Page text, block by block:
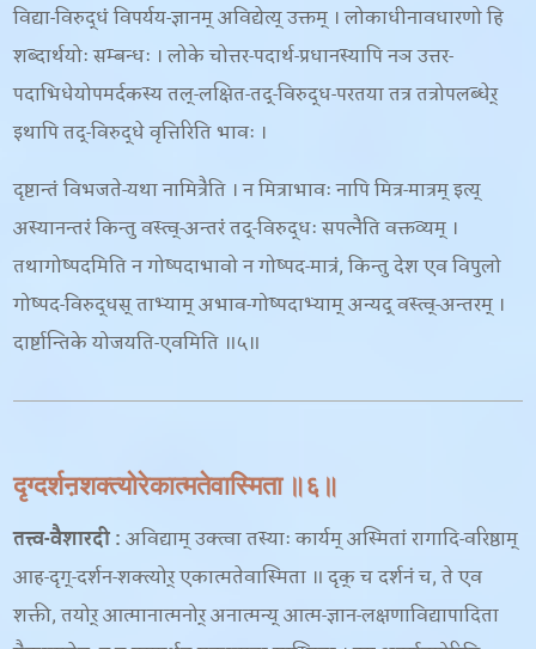
विद्या-विरुद्धं विपर्यय-ज्ञानम् अविद्येत्य् उक्तम् । लोकाधीनावधारणो हि
शब्दार्थयोः सम्बन्धः । लोके चोत्तर-पदार्थ-प्रधानस्यापि नञ उत्तर-
पदाभिधेयोपमर्दकस्य तल्-लक्षित-तद्-विरुद्ध-परतया तत्र तत्रोपलब्धेर्
इथापि तद्-विरुद्धे वृत्तिरिति भावः ।
दृष्टान्तं विभजते-यथा नामित्रैति । न मित्राभावः नापि मित्र-मात्रम् इत्य्
अस्यानन्तरं किन्तु वस्त्व्-अन्तरं तद्-विरुद्धः सपत्नैति वक्तव्यम् ।
तथागोष्पदमिति न गोष्पदाभावो न गोष्पद-मात्रं, किन्तु देश एव विपुलो
गोष्पद-विरुद्धस् ताभ्याम् अभाव-गोष्पदाभ्याम् अन्यद् वस्त्व्-अन्तरम् ।
दार्ष्टान्तिके योजयति-एवमिति ॥५॥
दृग्दर्शऩशक्त्योरेकात्मतेवास्मिता ॥६॥
तत्त्व-वैशारदी:अविद्याम् उक्त्वा तस्याः कार्यम् अस्मितां रागादि-वरिष्ठाम्
आह-दृग्-दर्शन-शक्त्योर् एकात्मतेवास्मिता ॥ दृक् च दर्शनं च, ते एव
शक्ती, तयोर् आत्मानात्मनोर् अनात्मन्य् आत्म-ज्ञान-लक्षणाविद्यापादिता